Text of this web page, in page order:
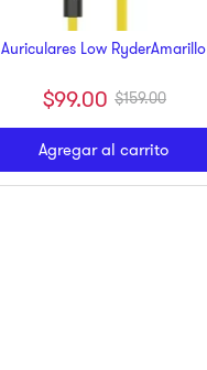
Auriculares Low RyderAmarillo
$99.00 $159.00
Agregar al carrito